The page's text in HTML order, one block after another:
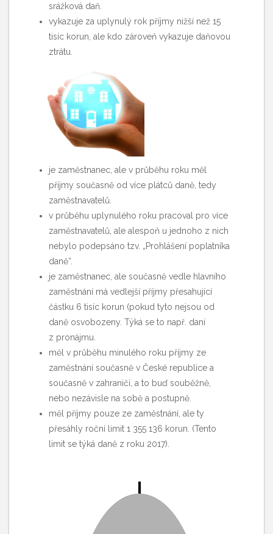
srážková daň.
vykazuje za uplynulý rok příjmy nižší než 15
tisíc korun, ale kdo zároveň vykazuje daňovou
ztrátu.
je zaměstnanec, ale v průběhu roku měl
příjmy současně od více plátců daně, tedy
zaměstnavatelů.
v průběhu uplynulého roku pracoval pro více
zaměstnavatelů, ale alespoň u jednoho z nich
nebylo podepsáno tzv. „Prohlášení poplatníka
daně“.
je zaměstnanec, ale současně vedle hlavního
zaměstnání má vedlejší příjmy přesahující
částku 6 tisíc korun (pokud tyto nejsou od
daně osvobozeny. Týká se to např. daní
z pronájmu.
měl v průběhu minulého roku příjmy ze
zaměstnání současně v České republice a
současně v zahraničí, a to buď souběžně,
nebo nezávisle na sobě a postupně.
měl příjmy pouze ze zaměstnání, ale ty
přesáhly roční limit 1 355 136 korun. (Tento
limit se týká daně z roku 2017).